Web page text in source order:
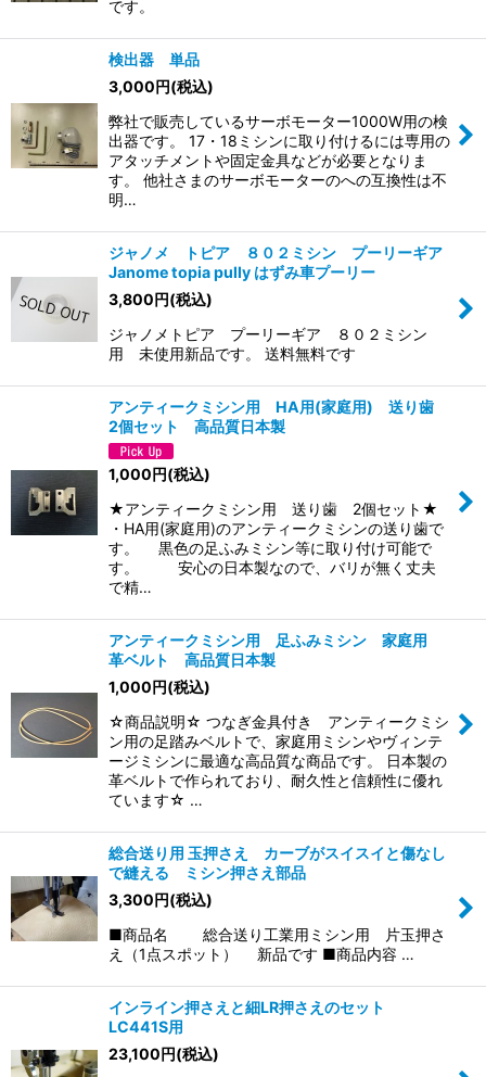
です。
検出器 単品
3,000円(税込)
弊社で販売しているサーボモーター1000W用の検
出器です。 17・18ミシンに取り付けるには専用の
アタッチメントや固定金具などが必要となりま
す。 他社さまのサーボモーターのへの互換性は不
明…
ジャノメ トピア ８０２ミシン プーリーギア
Janome topia pully はずみ車プーリー
3,800円(税込)
ジャノメトピア プーリーギア ８０２ミシン
用 未使用新品です。 送料無料です
アンティークミシン用 HA用(家庭用) 送り歯
2個セット 高品質日本製
1,000円(税込)
★アンティークミシン用 送り歯 2個セット★
・HA用(家庭用)のアンティークミシンの送り歯で
す。 黒色の足ふみミシン等に取り付け可能で
す。 安心の日本製なので、バリが無く丈夫
で精…
アンティークミシン用 足ふみミシン 家庭用
革ベルト 高品質日本製
1,000円(税込)
☆商品説明☆ つなぎ金具付き アンティークミシ
ン用の足踏みベルトで、家庭用ミシンやヴィンテ
ージミシンに最適な高品質な商品です。 日本製の
革ベルトで作られており、耐久性と信頼性に優れ
ています☆ …
総合送り用 玉押さえ カーブがスイスイと傷なし
で縫える ミシン押さえ部品
3,300円(税込)
■商品名 総合送り工業用ミシン用 片玉押さ
え（1点スポット） 新品です ■商品内容 …
インライン押さえと細LR押さえのセット
LC441S用
23,100円(税込)